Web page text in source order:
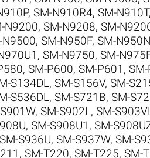
, SM-N910R4, SM-N910T,
N9200, SM-N9208, SM-
N9500, SM-N950F, SM-N950N
, SM-N9750, SM-
, SM-P600, SM-P601 ,
S134DL, SM-S156V, SM-
S536DL, SM-S721B, SM-
, SM-S902L, SM-
, SM-S908U1 , SM-
SM-S936U, SM-S937W, SM-
, SM-T220, SM-T225, SM-